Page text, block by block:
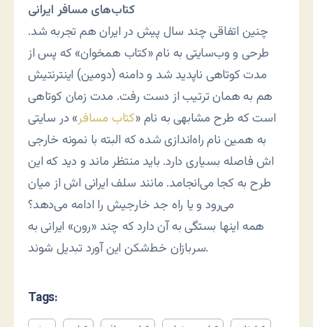
کتاب‌های مسافر ایرانی
چنین اتفاقی چند سال پیش در ایران هم تجربه شد.
طرحی و وب‌سایتی به نام «کتاب همخوان» که پس از
مدت کوتاهی ناپدید شد و دامنه (دومین) اینترنتیش
هم به همان ترتیب از دست رفت. مدت زمان کوتاهی
است که طرح مشابهی به نام «کتاب مسافر» در سایتی
به همین نام راه‌اندازی شده که البته با نمونه خارجی
اش فاصله بسیاری دارد. باید منتظر ماند و دید که این
طرح به کجا می‌انجامد. مانند سلف ایرانی اش از میان
می‌رود و یا راه جد خارجیش را ادامه می‌دهد؟
همه اینها بستگی به آن دارد که چند «رون» ایرانی به
سربازان خط‌شکن این آورد تبدیل شوند.
Tags: